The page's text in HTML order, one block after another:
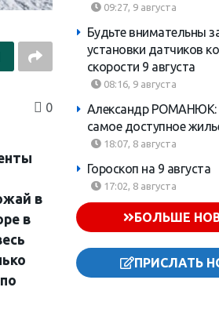
0
в
в
09:27, 9 августа
Будьте внимательны
установки датчиков
скорости 9 августа
08:16, 9 августа
Александр РОМАНЮК:
самое доступное
18:07, 8 августа
Гороскоп на 9 августа
17:02, 8 августа
БОЛЬШЕ
ПРИСЛАТЬ